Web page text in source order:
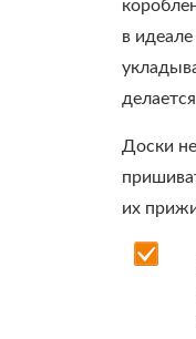
в
Доски
их